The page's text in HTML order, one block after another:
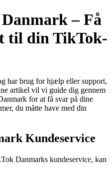
– Få
til din TikTok-
har brug for hjælp eller support,
artikel vil vi guide dig gennem
for at få svar på dine
du måtte have med din
Kundeservice
Danmarks kundeservice, kan